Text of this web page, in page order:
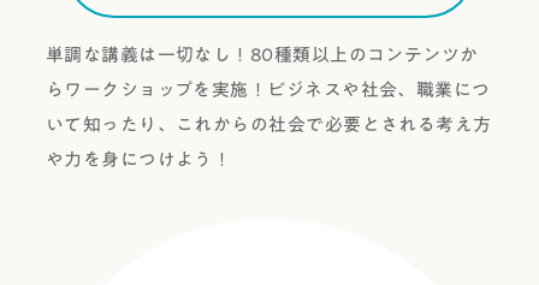
単調な講義は一切なし！80種類以上のコンテンツか
らワークショップを実施！ ビジネスや社会、職業につ
いて知ったり、
これからの社会で必要とされる考え方
や力を身につけよう！